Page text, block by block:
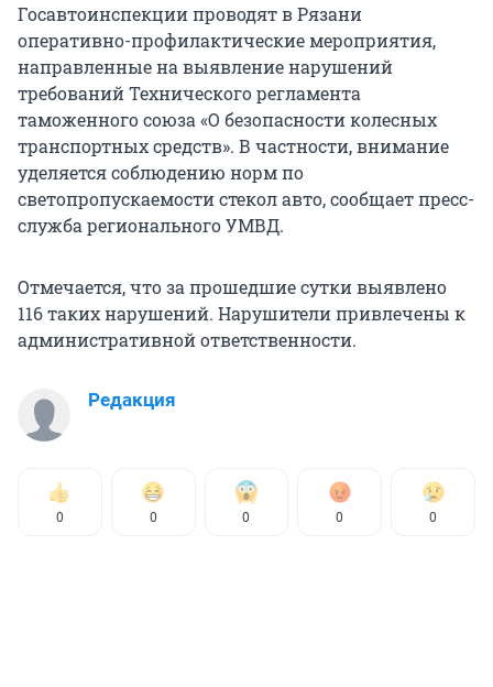
Госавтоинспекции проводят в Рязани
оперативно-профилактические мероприятия,
направленные на выявление нарушений
требований Технического регламента
таможенного союза «О безопасности колесных
транспортных средств». В частности, внимание
уделяется соблюдению норм по
светопропускаемости стекол авто, сообщает пресс-
служба регионального УМВД.
Отмечается, что за прошедшие сутки выявлено
116 таких нарушений. Нарушители привлечены к
административной ответственности.
Редакция
0 0 0 0 0